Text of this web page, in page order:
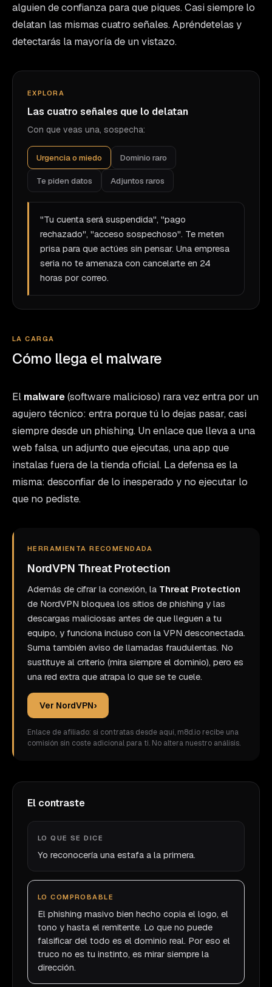
alguien de confianza para que piques. Casi siempre lo
delatan las mismas cuatro señales. Apréndetelas y
detectarás la mayoría de un vistazo.
EXPLORA
Las cuatro señales que lo delatan
Con que veas una, sospecha:
Urgencia o miedo Dominio raro
Te piden datos Adjuntos raros
"Tu cuenta será suspendida", "pago
rechazado", "acceso sospechoso". Te meten
prisa para que actúes sin pensar. Una empresa
seria no te amenaza con cancelarte en 24
horas por correo.
LA CARGA
Cómo llega el malware
El malware(software malicioso) rara vez entra por un
agujero técnico: entra porque tú lo dejas pasar, casi
siempre desde un phishing. Un enlace que lleva a una
web falsa, un adjunto que ejecutas, una app que
instalas fuera de la tienda oficial. La defensa es la
misma: desconfiar de lo inesperado y no ejecutar lo
que no pediste.
HERRAMIENTA RECOMENDADA
NordVPN Threat Protection
Además de cifrar la conexión, la Threat Protection
de NordVPN bloquea los sitios de phishing y las
descargas maliciosas antes de que lleguen a tu
equipo, y funciona incluso con la VPN desconectada.
Suma también aviso de llamadas fraudulentas. No
sustituye al criterio (mira siempre el dominio), pero es
una red extra que atrapa lo que se te cuele.
Ver NordVPN›
Enlace de afiliado: si contratas desde aquí, m8d.io recibe una
comisión sin coste adicional para ti. No altera nuestro análisis.
El contraste
LO QUE SE DICE
Yo reconocería una estafa a la primera.
LO COMPROBABLE
El phishing masivo bien hecho copia el logo, el
tono y hasta el remitente. Lo que no puede
falsificar del todo es el dominio real. Por eso el
truco no es tu instinto, es mirar siempre la
dirección.